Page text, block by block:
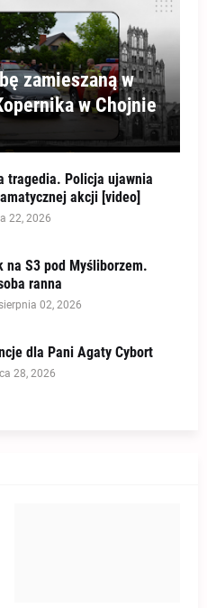
zamieszaną w
w Chojnie
tragedia. Policja ujawnia
akcji [video]
22, 2026
na S3 pod Myśliborzem.
ranna
02, 2026
dla Pani Agaty Cybort
28, 2026